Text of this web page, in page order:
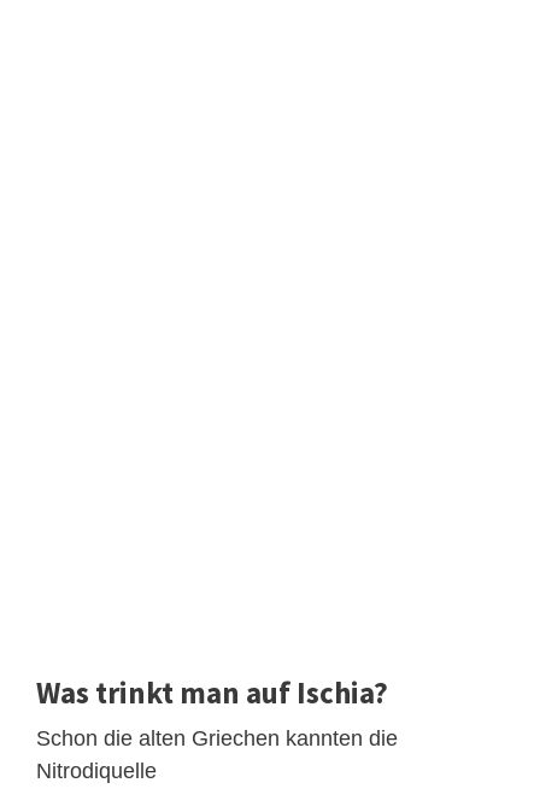
Was trinkt man auf Ischia?
Schon die alten Griechen kannten die
Nitrodiquelle